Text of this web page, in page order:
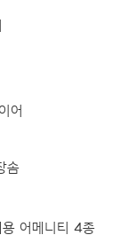
어
솜
용 어메니티 4종